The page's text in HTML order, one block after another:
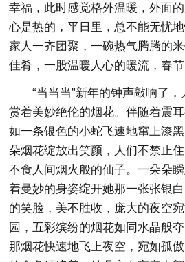
幸福，此时感觉格外温暖，外面
心是热的，平日里，总不能无忧
家人一齐团聚，一碗热气腾腾的
佳肴，一股温暖人心的暖流，春
“当当当”新年的钟声敲响了
赏着美妙绝伦的烟花。伴随着震
如一条银色的小蛇飞速地窜上漆
朵烟花绽放出笑颜，人们不禁止
不食人间烟火般的仙子。一朵朵
着曼妙的身姿绽开她那一张张银
的笑脸，美不胜收，庞大的夜空
园，五彩缤纷的烟花如同水晶般
那烟花快速地飞上夜空，宛如孤